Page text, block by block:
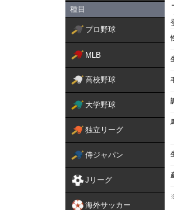
種目
プロ野球
MLB
高校野球
大学野球
独立リーグ
侍ジャパン
Jリーグ
海外サッカー